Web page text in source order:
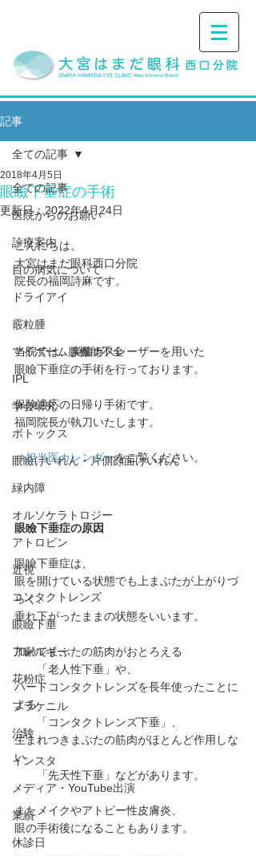
記事
全ての記事
医院からのお願い
診療案内
目の病気について
ドライアイ
霰粒腫
マイボーム腺機能不全
IPL
学会研究
ボトックス
眼瞼けいれん・片側顔面けいれん
緑内障
オルソケラトロジー
アトロピン
近視
コンタクトレンズ
眼瞼下垂
アレルギー
花粉症
プラケニル
治験
インスタ
メディア・YouTube出演
業績
休診日
全ての記事
眼瞼下垂症の手術
2018年4月5日
更新日：2022年4月24日
こんにちは。
大宮はまだ眼科西口分院
院長の福岡詩麻です。
当院では、炭酸ガスレーザーを用いた
眼瞼下垂症の手術を行っております。
保険適応の日帰り手術です。
福岡院長が執刀いたします。
⇒担当医カレンダーをご覧ください。
眼瞼下垂症の原因
眼瞼下垂症は、
眼を開けている状態でも上まぶたが上がりづ
らく、
垂れ下がったままの状態をいいます。
加齢でまぶたの筋肉がおとろえる
「老人性下垂」や、
ハードコンタクトレンズを長年使ったことに
よる
「コンタクトレンズ下垂」、
生まれつきまぶたの筋肉がほとんど作用しな
い
「先天性下垂」などがあります。
またメイクやアトピー性皮膚炎、
眼の手術後になることもあります。